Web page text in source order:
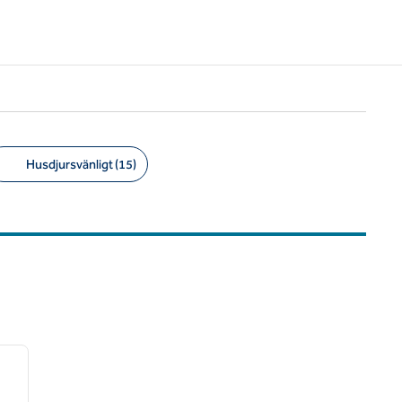
Husdjursvänligt (15)
nästa bild